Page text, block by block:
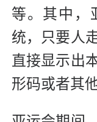
等。其中，
统，只要人
直接显示出
形码或者其